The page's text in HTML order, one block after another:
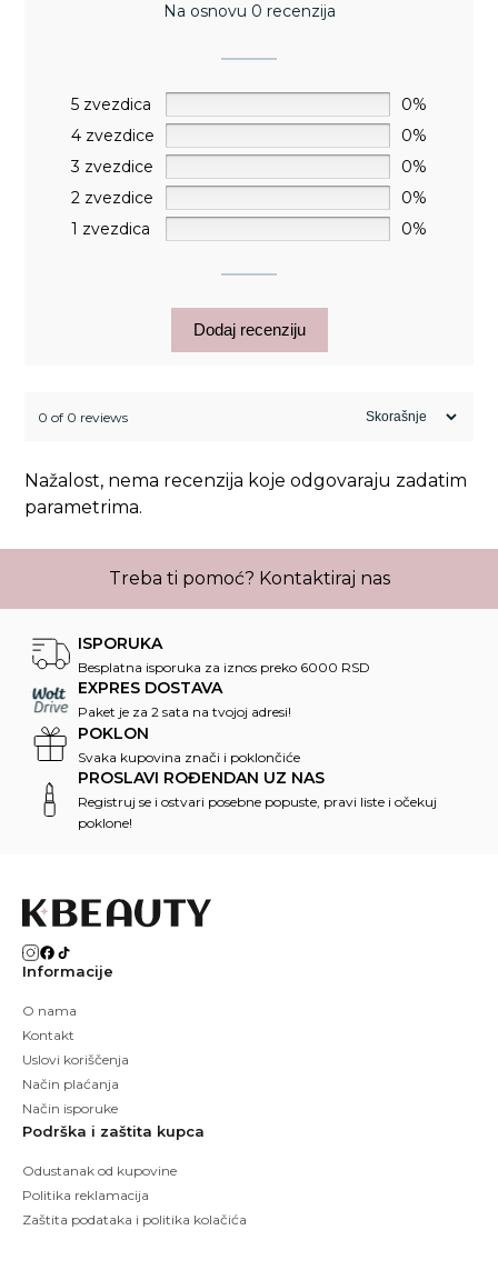
Na osnovu 0 recenzija
5 zvezdica
0%
4 zvezdice
0%
3 zvezdice
0%
2 zvezdice
0%
1 zvezdica
0%
Dodaj recenziju
0 of 0 reviews
Nažalost, nema recenzija koje odgovaraju zadatim
parametrima.
Treba ti pomoć? Kontaktiraj nas
ISPORUKA
Besplatna isporuka za iznos preko 6000 RSD
EXPRES DOSTAVA
Paket je za 2 sata na tvojoj adresi!
POKLON
Svaka kupovina znači i poklončiće
PROSLAVI ROĐENDAN UZ NAS
Registruj se i ostvari posebne popuste, pravi liste i očekuj
poklone!
Informacije
O nama
Kontakt
Uslovi koriščenja
Način plaćanja
Način isporuke
Podrška i zaštita kupca
Odustanak od kupovine
Politika reklamacija
Zaštita podataka i politika kolačića